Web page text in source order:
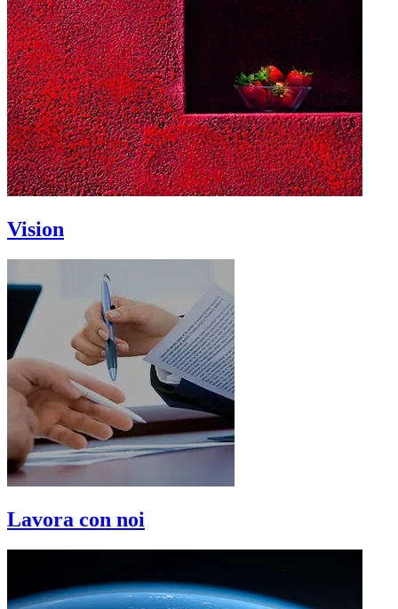
Vision
Lavora con noi